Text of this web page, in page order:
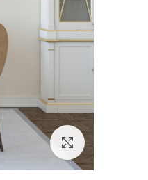
לחץ להגדלה